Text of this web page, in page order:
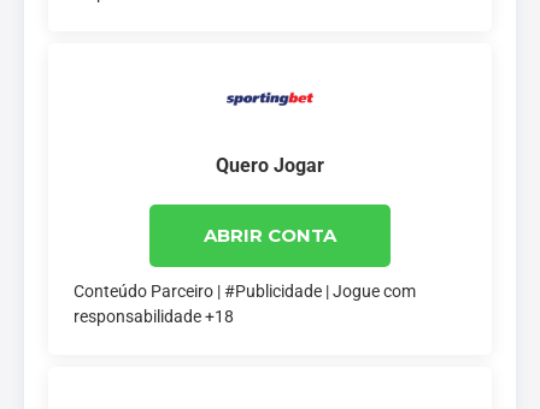
Quero Jogar
ABRIR CONTA
Conteúdo Parceiro | #Publicidade | Jogue com
responsabilidade +18